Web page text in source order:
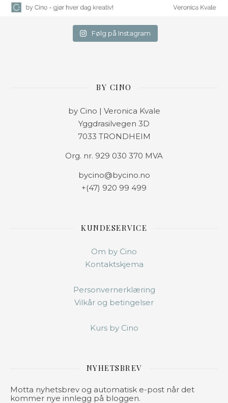
Følg på Instagram
BY CINO
by Cino | Veronica Kvale
Yggdrasilvegen 3D
7033 TRONDHEIM
Org. nr. 929 030 370 MVA
bycino@bycino.no
+(47) 920 99 499
KUNDESERVICE
Om by Cino
Kontaktskjema
Personvernerklæring
Vilkår og betingelser
Kurs by Cino
NYHETSBREV
Motta nyhetsbrev og automatisk e-post når det
kommer nye innlegg på bloggen.